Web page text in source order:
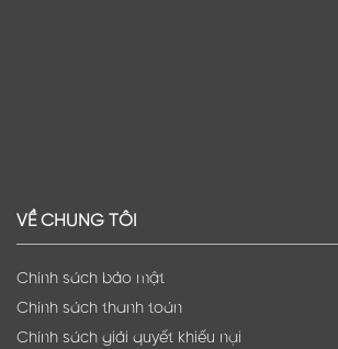
VỀ CHÚNG TÔI
Chính sách bảo mật
Chính sách thanh toán
Chính sách giải quyết khiếu nại